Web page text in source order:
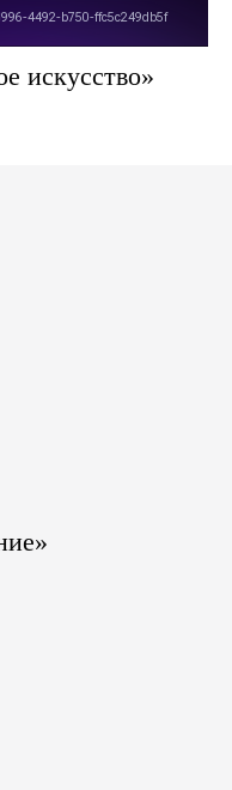
искусство»